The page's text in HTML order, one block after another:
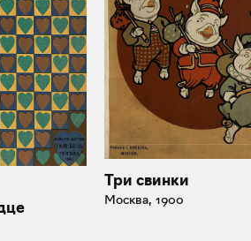
Три свинки
Москва, 1900